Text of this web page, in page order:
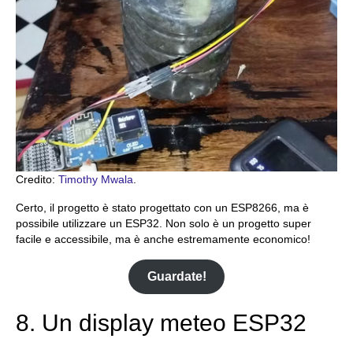
Credito: Timothy Mwala
Certo, il progetto è stato progettato con un ESP8266, ma è
possibile utilizzare un ESP32. Non solo è un progetto super
facile e accessibile, ma è anche estremamente economico!
Guardate!
8. Un display meteo ESP32